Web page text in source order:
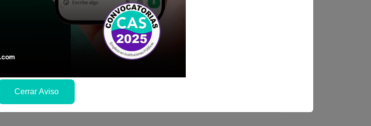
De 8.00 am a 1:00 pm y de 2:30 pm a 5:15 pm
de postulación de manera física Mesa de Partes de la
S/N, frente a la plaza de armas)
Cerrar Aviso